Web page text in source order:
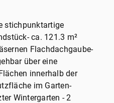
stichpunktartige
ca. 121.3 m²
Flachdachgaube-
über eine
innerhalb der
im Garten-
Wintergarten - 2